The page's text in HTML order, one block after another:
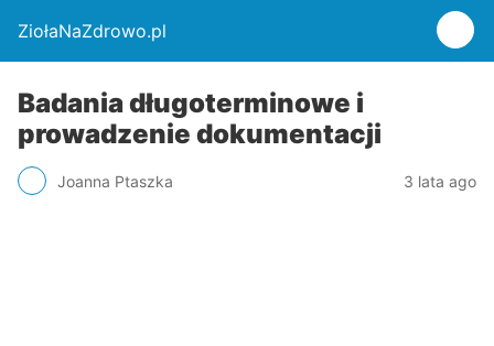
ZiołaNaZdrowo.pl
Badania długoterminowe i
prowadzenie dokumentacji
Joanna Ptaszka 3 lata ago